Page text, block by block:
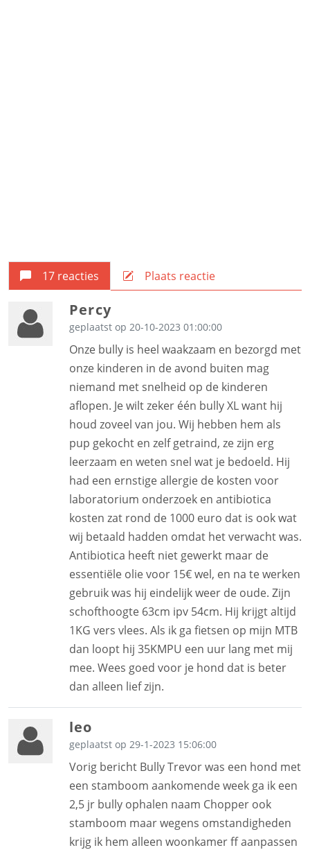
17 reacties Plaats reactie
Percy
geplaatst op 20-10-2023 01:00:00
Onze bully is heel waakzaam en bezorgd met
onze kinderen in de avond buiten mag
niemand met snelheid op de kinderen
aflopen. Je wilt zeker één bully XL want hij
houd zoveel van jou. Wij hebben hem als
pup gekocht en zelf getraind, ze zijn erg
leerzaam en weten snel wat je bedoeld. Hij
had een ernstige allergie de kosten voor
laboratorium onderzoek en antibiotica
kosten zat rond de 1000 euro dat is ook wat
wij betaald hadden omdat het verwacht was.
Antibiotica heeft niet gewerkt maar de
essentiële olie voor 15€ wel, en na te werken
gebruik was hij eindelijk weer de oude. Zijn
schofthoogte 63cm ipv 54cm. Hij krijgt altijd
1KG vers vlees. Als ik ga fietsen op mijn MTB
dan loopt hij 35KMPU een uur lang met mij
mee. Wees goed voor je hond dat is beter
dan alleen lief zijn.
leo
geplaatst op 29-1-2023 15:06:00
Vorig bericht Bully Trevor was een hond met
een stamboom aankomende week ga ik een
2,5 jr bully ophalen naam Chopper ook
stamboom maar wegens omstandigheden
krijg ik hem alleen woonkamer ff aanpassen